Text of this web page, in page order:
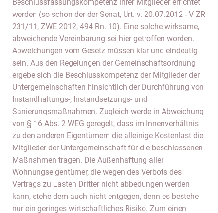
Beschlussfassungskompetenz ihrer Mitglieder errichtet
werden (so schon der der Senat, Urt. v. 20.07.2012 - V ZR
231/11, ZWE 2012, 494 Rn. 10). Eine solche wirksame,
abweichende Vereinbarung sei hier getroffen worden.
Abweichungen vom Gesetz müssen klar und eindeutig
sein. Aus den Regelungen der Gemeinschaftsordnung
ergebe sich die Beschlusskompetenz der Mitglieder der
Untergemeinschaften hinsichtlich der Durchführung von
Instandhaltungs-, Instandsetzungs- und
Sanierungsmaßnahmen. Zugleich werde in Abweichung
von § 16 Abs. 2 WEG geregelt, dass im Innenverhältnis
zu den anderen Eigentümern die alleinige Kostenlast die
Mitglieder der Untergemeinschaft für die beschlossenen
Maßnahmen tragen. Die Außenhaftung aller
Wohnungseigentümer, die wegen des Verbots des
Vertrags zu Lasten Dritter nicht abbedungen werden
kann, stehe dem auch nicht entgegen, denn es bestehe
nur ein geringes wirtschaftliches Risiko. Zum einen